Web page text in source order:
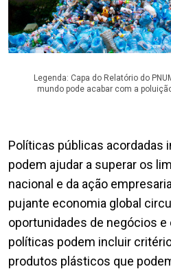
Legenda: Capa do Relatório do
mundo pode acabar com a
Políticas públicas acordadas
podem ajudar a superar os
nacional e da ação
pujante economia global
oportunidades de negócios e
políticas podem incluir
produtos plásticos que